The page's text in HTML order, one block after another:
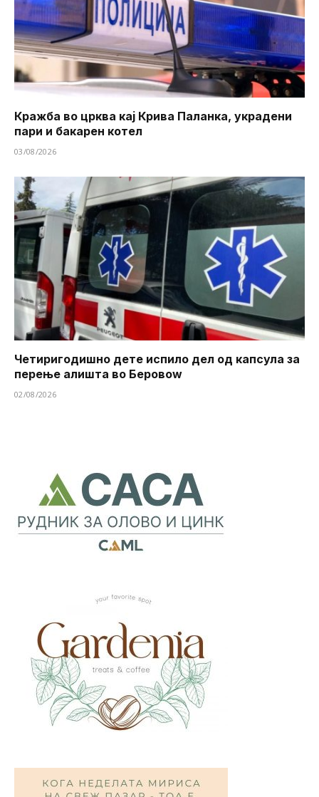
Кражба во црква кај Крива Паланка, украдени
пари и бакарен котел
03/08/2026
Четиригодишно дете испило дел од капсула за
перење алишта во Беровоw
02/08/2026